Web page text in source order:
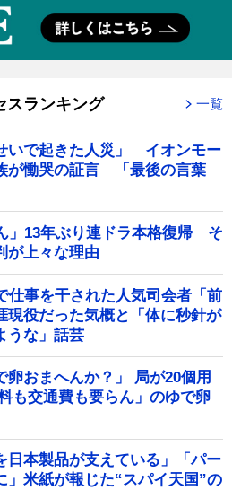
スランキング 一覧
いで起きた人災」 イオンモー
が慟哭の証言 「最後の言葉
」13年ぶり連ドラ本格復帰 そ
が上々な理由
仕事を干された人気司会者「前
役だった気概と「体に秒針が
うな」話芸
卵おまへんか？」 局が20個用
も交通費も要らん」のゆで卵
日本製品が支えている」「パー
」米紙が報じた“スパイ天国”の